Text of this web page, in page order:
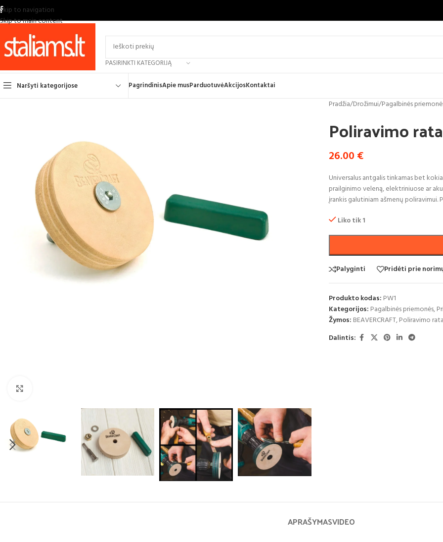
Skip to navigation
Skip to main content
PASIRINKTI KATEGORIJĄ
Naršyti kategorijose PagrindinisApie musParduotuvėAkcijosKontaktai
Pradžia/Drožimui/Pagalbinės
Poliravimo
26.00 €
Universalus antgalis tinkamas bet
prailginimo veleną, elektriniuose ar
įrankis galutiniam ašmenų
Liko tik 1
Palyginti Pridėti prie
Produkto kodas: PW1
Kategorijos: Pagalbinės priemonės,
Žymos: BEAVERCRAFT,Poliravimo
Dalintis:
APRAŠYMASVIDEO